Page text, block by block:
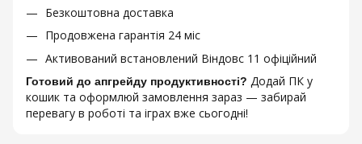
Безкоштовна доставка
Продовжена гарантія 24 міс
Активований встановлений Віндовс 11 офіційний
Готовий до апгрейду продуктивності? Додай ПК у
кошик та оформлюй замовлення зараз — забирай
перевагу в роботі та іграх вже сьогодні!